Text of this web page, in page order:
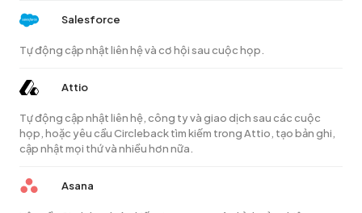
Salesforce
Tự động cập nhật liên hệ và cơ hội sau cuộc họp.
Attio
Tự động cập nhật liên hệ, công ty và giao dịch sau các cuộc
họp, hoặc yêu cầu Circleback tìm kiếm trong Attio, tạo bản ghi,
cập nhật mọi thứ và nhiều hơn nữa.
Asana